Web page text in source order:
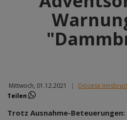
Mittwoch, 01.12.2021 | Diözese
Teilen
Trotz Ausnahme-